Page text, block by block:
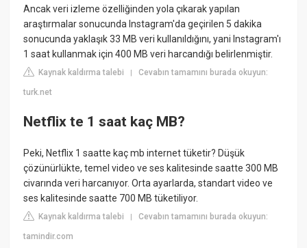
Ancak veri izleme özelliğinden yola çıkarak yapılan
araştırmalar sonucunda Instagram'da geçirilen 5 dakika
sonucunda yaklaşık 33 MB veri kullanıldığını, yani Instagram'ı
1 saat kullanmak için 400 MB veri harcandığı belirlenmiştir.
Kaynak kaldırma talebi |Cevabın tamamını burada okuyun:
turk.net
Netflix te 1 saat kaç MB?
Peki, Netflix 1 saatte kaç mb internet tüketir? Düşük
çözünürlükte, temel video ve ses kalitesinde saatte 300 MB
civarında veri harcanıyor. Orta ayarlarda, standart video ve
ses kalitesinde saatte 700 MB tüketiliyor.
Kaynak kaldırma talebi |Cevabın tamamını burada okuyun:
tamindir.com